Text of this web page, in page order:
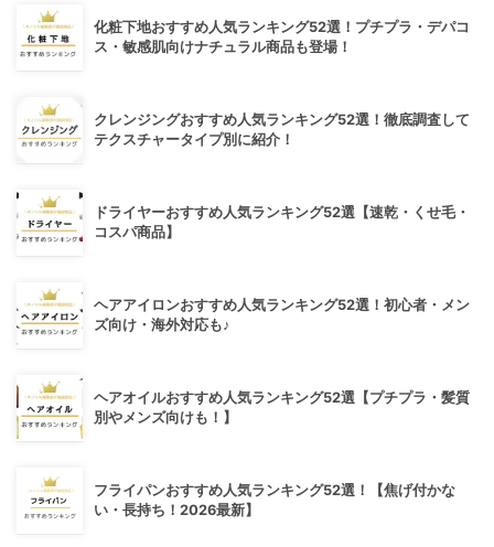
化粧下地おすすめ人気ランキング52選！プチプラ・デパコ
ス・敏感肌向けナチュラル商品も登場！
クレンジングおすすめ人気ランキング52選！徹底調査して
テクスチャータイプ別に紹介！
ドライヤーおすすめ人気ランキング52選【速乾・くせ毛・
コスパ商品】
ヘアアイロンおすすめ人気ランキング52選！初心者・メン
ズ向け・海外対応も♪
ヘアオイルおすすめ人気ランキング52選【プチプラ・髪質
別やメンズ向けも！】
フライパンおすすめ人気ランキング52選！【焦げ付かな
い・長持ち！2026最新】